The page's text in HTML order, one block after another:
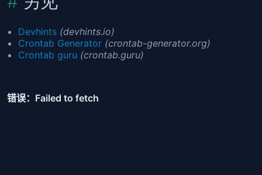
Devhints (devhints.io)
Crontab Generator (crontab-generator.org)
Crontab guru (crontab.guru)